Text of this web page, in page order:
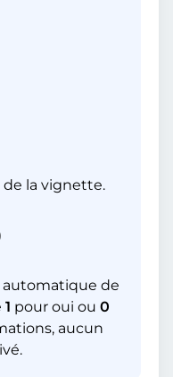
de la vignette.
de
1 pour oui ou 0
aucun